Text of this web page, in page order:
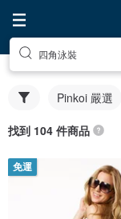
四角泳裝
Pinkoi 嚴選
找到 104 件商品
免運